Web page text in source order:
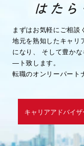
まずはお気軽にご相談
地元を熟知したキャリ
になり、
そして豊か
―ト致します。
転職のオンリーパート
キャリアアドバイザ